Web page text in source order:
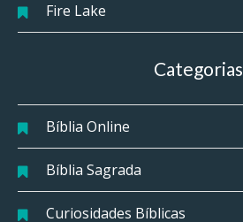
Fire Lake
Categorias
Bíblia Online
Bíblia Sagrada
Curiosidades Bíblicas